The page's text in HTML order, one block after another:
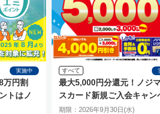
実施中
万円割
トはノ
！
すべて
最大5,000円分還元！ノジ
スカード新規ご入会キャン
ン
期限：2026年9月30日(水)